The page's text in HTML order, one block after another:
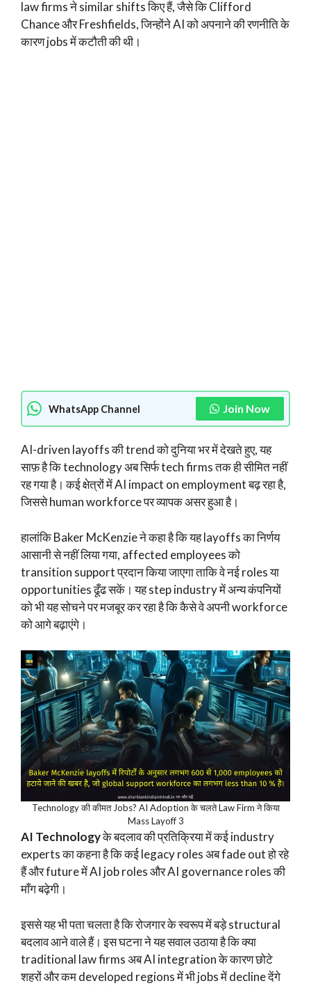
law firms ने similar shifts किए हैं, जैसे कि Clifford
Chance और Freshfields, जिन्होंने AI को अपनाने की रणनीति के
कारण jobs में कटौती की थी।
WhatsApp Channel Join Now
AI-driven layoffs की trend को दुनिया भर में देखते हुए, यह
साफ़ है कि technology अब सिर्फ tech firms तक ही सीमित नहीं
रह गया है। कई क्षेत्रों में AI impact on employment बढ़ रहा है,
जिससे human workforce पर व्यापक असर हुआ है।
हालांकि Baker McKenzie ने कहा है कि यह layoffs का निर्णय
आसानी से नहीं लिया गया, affected employees को
transition support प्रदान किया जाएगा ताकि वे नई roles या
opportunities ढूँढ सकें। यह step industry में अन्य कंपनियों
को भी यह सोचने पर मजबूर कर रहा है कि कैसे वे अपनी workforce
को आगे बढ़ाएंगे।
Technology की कीमत Jobs? AI Adoption के चलते Law Firm ने किया
Mass Layoff 3
AI Technologyके बदलाव की प्रतिक्रिया में कई industry
experts का कहना है कि कई legacy roles अब fade out हो रहे
हैं और future में AI job roles और AI governance roles की
माँग बढ़ेगी।
इससे यह भी पता चलता है कि रोजगार के स्वरूप में बड़े structural
बदलाव आने वाले हैं। इस घटना ने यह सवाल उठाया है कि क्या
traditional law firms अब AI integration के कारण छोटे
शहरों और कम developed regions में भी jobs में decline देंगे